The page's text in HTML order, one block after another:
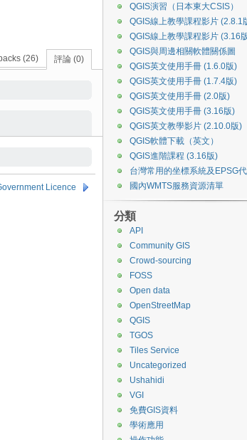
評論 (0)
(26)
Licence
QGIS演習（日本東大CSIS）
QGIS線上教學課程影片 (2.8.1
QGIS線上教學課程影片 (3.16
QGIS與周邊相關軟體關係圖
QGIS英文使用手冊 (1.6.0版)
QGIS英文使用手冊 (1.7.4版)
QGIS英文使用手冊 (2.0版)
QGIS英文使用手冊 (3.16版)
QGIS英文教學影片 (2.10.0版)
QGIS軟體下載（英文）
QGIS進階課程 (3.16版)
台灣常用的坐標系統及EPSG
國內WMTS服務資源清單
分類
API
Community GIS
Crowd‐sourcing
FOSS
Open data
OpenStreetMap
QGIS
TGOS
Tiles Service
Uncategorized
Ushahidi
VGI
免費GIS資料
學術應用